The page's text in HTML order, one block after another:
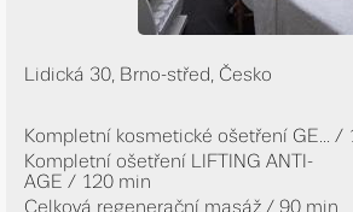
Lidická 30, Brno-střed, Česko
Kompletní kosmetické ošetření GE... /
Kompletní ošetření LIFTING ANTI-
AGE / 120 min
Celková regenerační masáž / 90 min